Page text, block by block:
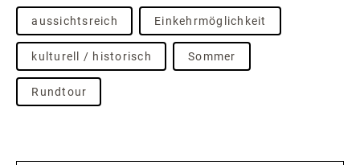
aussichtsreich Einkehrmöglichkeit
kulturell / historisch Sommer
Rundtour